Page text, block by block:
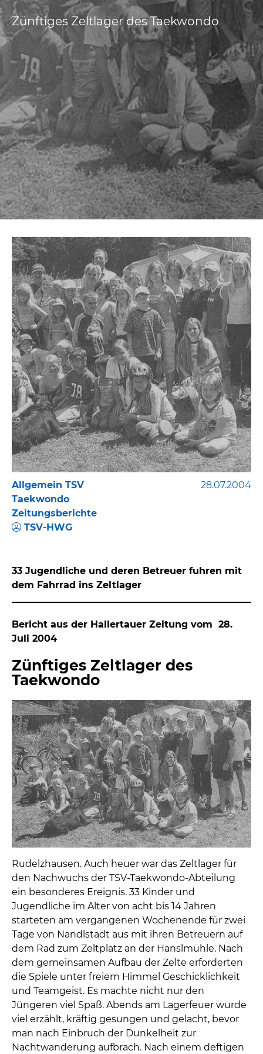
Zünftiges Zeltlager des Taekwondo
Allgemein TSV
Taekwondo
Zeitungsberichte
TSV-HWG
28.07.2004
33 Jugendliche und deren Betreuer fuhren mit
dem Fahrrad ins Zeltlager
Bericht aus der Hallertauer Zeitung vom 28.
Juli 2004
Zünftiges Zeltlager des
Taekwondo
Rudelzhausen. Auch heuer war das Zeltlager für
den Nachwuchs der TSV-Taekwondo-Abteilung
ein besonderes Ereignis. 33 Kinder und
Jugendliche im Alter von acht bis 14 Jahren
starteten am vergangenen Wochenende für zwei
Tage von Nandlstadt aus mit ihren Betreuern auf
dem Rad zum Zeltplatz an der Hanslmühle. Nach
dem gemeinsamen Aufbau der Zelte erforderten
die Spiele unter freiem Himmel Geschicklichkeit
und Teamgeist. Es machte nicht nur den
Jüngeren viel Spaß. Abends am Lagerfeuer wurde
viel erzählt, kräftig gesungen und gelacht, bevor
man nach Einbruch der Dunkelheit zur
Nachtwanderung aufbrach. Nach einem deftigen